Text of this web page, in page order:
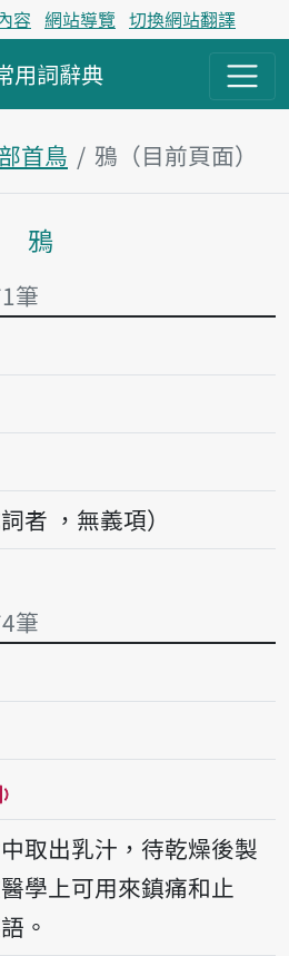
容 網站導覽 切換網站翻譯
用詞辭典
部首鳥 鴉（目前頁面）
主內容區塊
鴉
筆
者 ，無義項）
筆
播放音讀a-phiàn
取出乳汁，待乾燥後製
學上可用來鎮痛和止
。